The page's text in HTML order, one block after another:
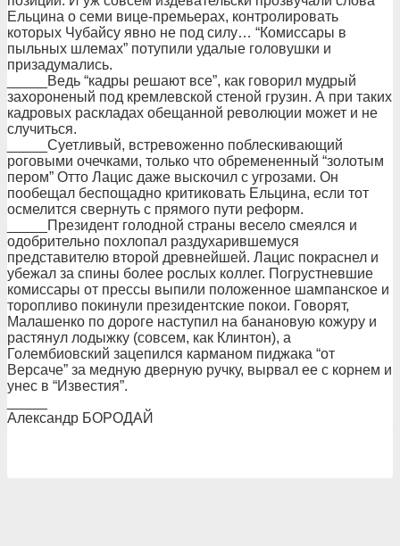
Ельцина о семи вице-премьерах, контролировать
которых Чубайсу явно не под силу… “Комиссары в
пыльных шлемах” потупили удалые головушки и
призадумались.
_____Ведь “кадры решают все”, как говорил мудрый
захороненый под кремлевской стеной грузин. А при таких
кадровых раскладах обещанной революции может и не
случиться.
_____Суетливый, встревоженно поблескивающий
роговыми очечками, только что обремененный “золотым
пером” Отто Лацис даже выскочил с угрозами. Он
пообещал беспощадно критиковать Ельцина, если тот
осмелится свернуть с прямого пути реформ.
_____Президент голодной страны весело смеялся и
одобрительно похлопал раздухарившемуся
представителю второй древнейшей. Лацис покраснел и
убежал за спины более рослых коллег. Погрустневшие
комиссары от прессы выпили положенное шампанское и
торопливо покинули президентские покои. Говорят,
Малашенко по дороге наступил на банановую кожуру и
растянул лодыжку (совсем, как Клинтон), а
Голембиовский зацепился карманом пиджака “от
Версаче” за медную дверную ручку, вырвал ее с корнем и
унес в “Известия”.
Александр БОРОДАЙ